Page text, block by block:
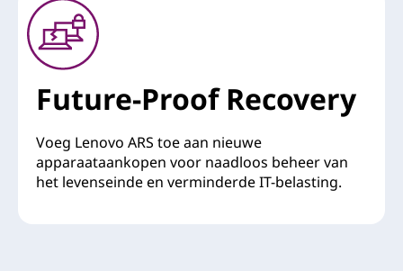
Future-Proof Recovery
Voeg Lenovo ARS toe aan nieuwe
apparaataankopen voor naadloos beheer van
het levenseinde en verminderde IT-belasting.